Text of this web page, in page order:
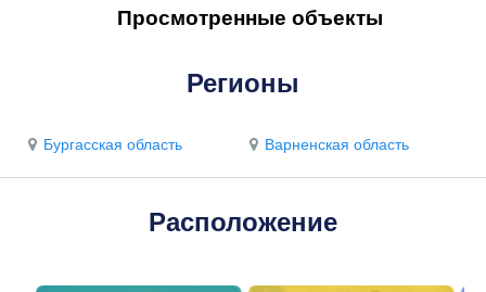
Просмотренные объекты
Регионы
Бургасская область Варненская область
Расположение